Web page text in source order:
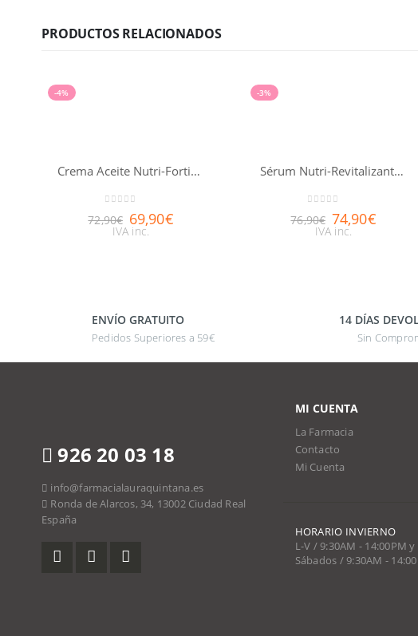
PRODUCTOS RELACIONADOS
-4%
Crema Aceite Nutri-Fortificante Nuxuriance® Gold 50ml
72,90€ 69,90€
IVA inc.
-3%
Sérum Nutri-Revitalizante Nuxuriance® Gold 30ml
76,90€ 74,90€
IVA inc.
ENVÍO GRATUITO
Pedidos Superiores a 59€
14 DÍAS
Sin
926 20 03 18
info@farmacialauraquintana.es
Ronda de Alarcos, 34, 13002 Ciudad Real
España
MI CUENTA
La Farmacia
Contacto
Mi Cuenta
HORARIO INVIERNO
L-V / 9:30AM - 14:00PM
Sábados / 9:30AM -